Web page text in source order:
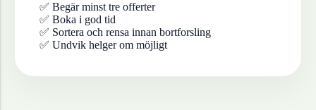
✅ Begär minst tre offerter
✅ Boka i god tid
✅ Sortera och rensa innan bortforsling
✅ Undvik helger om möjligt